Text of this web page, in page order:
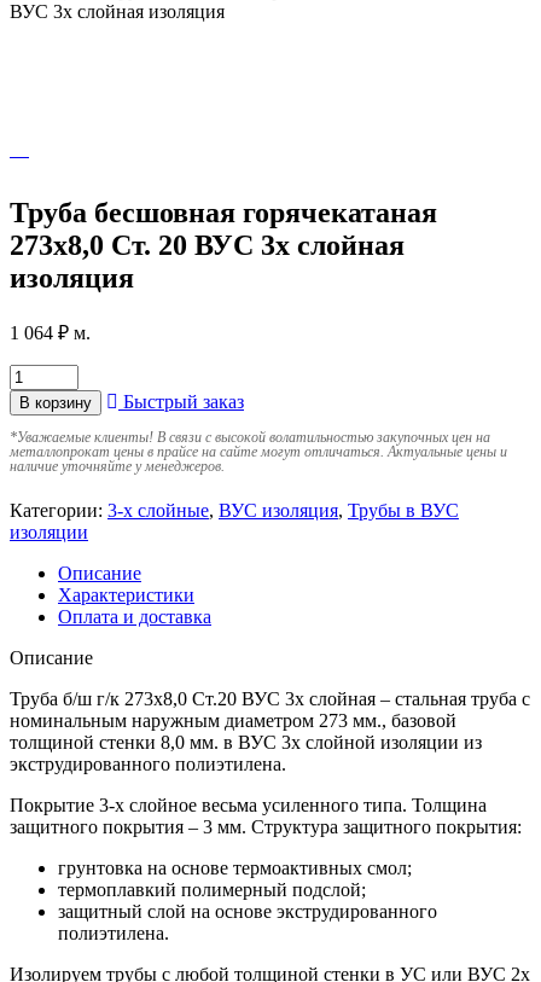
ВУС 3х слойная изоляция
Труба бесшовная горячекатаная
273х8,0 Ст. 20 ВУС 3х слойная
изоляция
1 064 ₽ м.
В корзину Быстрый заказ
*Уважаемые клиенты! В связи с высокой волатильностью закупочных цен на
металлопрокат цены в прайсе на сайте могут отличаться. Актуальные цены и
наличие уточняйте у менеджеров.
Категории: 3-х слойные, ВУС изоляция, Трубы в ВУС
изоляции
Описание
Характеристики
Оплата и доставка
Описание
Труба б/ш г/к 273х8,0 Ст.20 ВУС 3х слойная – стальная труба с
номинальным наружным диаметром 273 мм., базовой
толщиной стенки 8,0 мм. в ВУС 3х слойной изоляции из
экструдированного полиэтилена.
Покрытие 3-х слойное весьма усиленного типа. Толщина
защитного покрытия – 3 мм. Структура защитного покрытия:
грунтовка на основе термоактивных смол;
термоплавкий полимерный подслой;
защитный слой на основе экструдированного
полиэтилена.
Изолируем трубы с любой толщиной стенки в УС или ВУС 2х